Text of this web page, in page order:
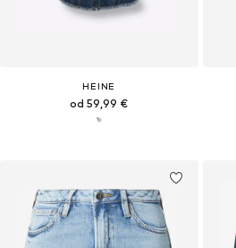
HEINE
od 59,99 €